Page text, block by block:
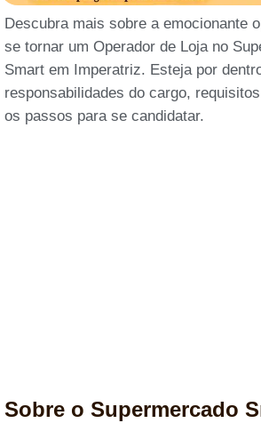
Descubra mais sobre a emocionante
se tornar um Operador de Loja no
Smart em Imperatriz. Esteja por
responsabilidades do cargo,
os passos para se candidatar.
Sobre o Supermercado